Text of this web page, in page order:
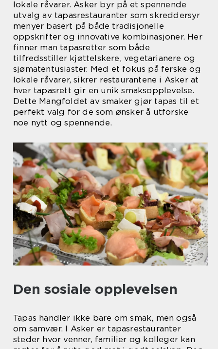
lokale råvarer. Asker byr på et spennende
utvalg av tapasrestauranter som skreddersyr
menyer basert på både tradisjonelle
oppskrifter og innovative kombinasjoner. Her
finner man tapasretter som både
tilfredsstiller kjøttelskere, vegetarianere og
sjømatentusiaster. Med et fokus på ferske og
lokale råvarer, sikrer restaurantene i Asker at
hver tapasrett gir en unik smaksopplevelse.
Dette Mangfoldet av smaker gjør tapas til et
perfekt valg for de som ønsker å utforske
noe nytt og spennende.
Den sosiale opplevelsen
Tapas handler ikke bare om smak, men også
om samvær. I Asker er tapasrestauranter
steder hvor venner, familier og kolleger kan